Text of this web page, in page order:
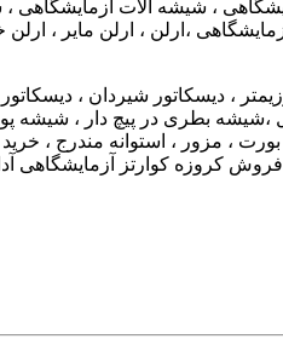
، شیشه آلات آزمایشگاهی
،ارلن ، ارلن مایر ، ارلن
، دیسکاتور شیردان ، دیسکاتور
،شیشه بطری در پیچ دار ، شیشه
، مزور ، استوانه مندرج ،
کروزه کوارتز آزمایشگاهی